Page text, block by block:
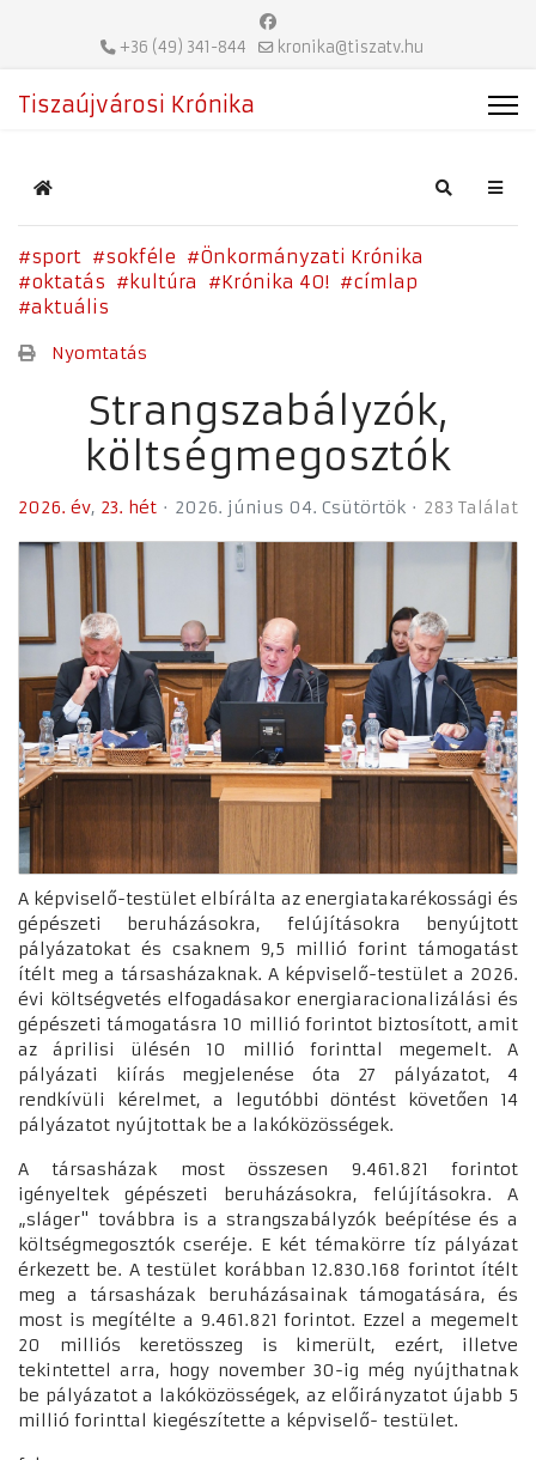
+36 (49) 341-844 kronika@tiszatv.hu
Tiszaújvárosi Krónika
Home Search
sport sokféle
Önkormányzati Krónika
oktatás
kultúra Krónika 40!
címlap
aktuális
Nyomtatás
Strangszabályzók,
költségmegosztók
2026. év 23. hét 2026. június 04. Csütörtök 283 Találat
A képviselő-testület elbírálta az energiatakarékossági és
gépészeti beruházásokra, felújításokra benyújtott
pályázatokat és csaknem 9,5 millió forint támogatást
ítélt meg a társasházaknak. A képviselő-testület a 2026.
évi költségvetés elfogadásakor energiaracionalizálási és
gépészeti támogatásra 10 millió forintot biztosított, amit
az áprilisi ülésén 10 millió forinttal megemelt. A
pályázati kiírás megjelenése óta 27 pályázatot, 4
rendkívüli kérelmet, a legutóbbi döntést követően 14
pályázatot nyújtottak be a lakóközösségek.
A társasházak most összesen 9.461.821 forintot
igényeltek gépészeti beruházásokra, felújításokra. A
„sláger" továbbra is a strangszabályzók beépítése és a
költségmegosztók cseréje. E két témakörre tíz pályázat
érkezett be. A testület korábban 12.830.168 forintot ítélt
meg a társasházak beruházásainak támogatására, és
most is megítélte a 9.461.821 forintot. Ezzel a megemelt
20 milliós keretösszeg is kimerült, ezért, illetve
tekintettel arra, hogy november 30-ig még nyújthatnak
be pályázatot a lakóközösségek, az előirányzatot újabb 5
millió forinttal kiegészítette a képviselő- testület.